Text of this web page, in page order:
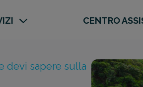
CENTRO
devi sapere sulla